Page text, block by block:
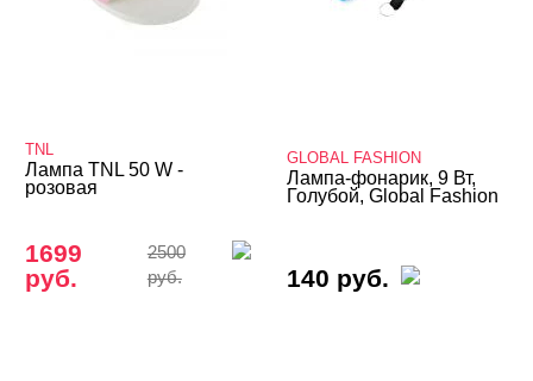
TNL
Лампа TNL 50 W -
розовая
1699
руб.
2500
руб.
GLOBAL FASHION
Лампа-фонарик, 9 Вт,
Голубой, Global Fashion
140 руб.